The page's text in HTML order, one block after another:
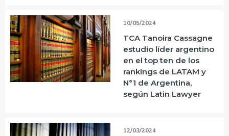
10/05/2024
TCA Tanoira Cassagne
estudio líder argentino
en el top ten de los
rankings de LATAM y
N°1 de Argentina,
según Latin Lawyer
12/03/2024